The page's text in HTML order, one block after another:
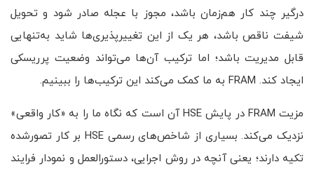
درگیر چند کار هم‌زمان باشد، مجوز با عجله صادر شود و تحویل
شیفت ناقص باشد، هر یک از این تغییرپذیری‌ها شاید به‌تنهایی
قابل مدیریت باشد؛ اما ترکیب آن‌ها می‌تواند وضعیت پرریسکی
ایجاد کند. FRAM به ما کمک می‌کند این ترکیب‌ها را ببینیم.
مزیت FRAM در پایش HSE آن است که نگاه ما را به «کار واقعی»
نزدیک می‌کند. بسیاری از شاخص‌های رسمی HSE بر کار تصورشده
تکیه دارند؛ یعنی آنچه در روش اجرایی، دستورالعمل و نمودار فرایند